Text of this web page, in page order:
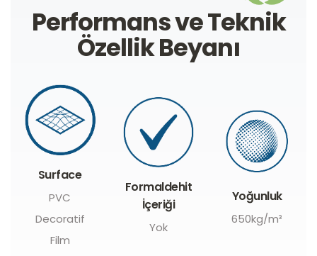
Performans ve Teknik
Özellik Beyanı
İçeriği
Yok
Yoğunluk
Ağır Metal
İçeriği
Yok